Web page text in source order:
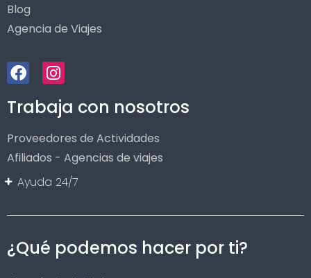
Blog
Agencia de Viajes
Trabaja con nosotros
Proveedores de Actividades
Afiliados - Agencias de viajes
Ayuda 24/7
¿Qué podemos hacer por ti?